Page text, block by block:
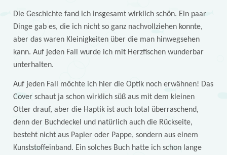
Die Geschichte fand ich insgesamt wirklich schön. Ein paar
Dinge gab es, die ich nicht so ganz nachvollziehen konnte,
aber das waren Kleinigkeiten über die man hinwegsehen
kann. Auf jeden Fall wurde ich mit Herzfischen wunderbar
unterhalten.
Auf jeden Fall möchte ich hier die Optik noch erwähnen! Das
Cover schaut ja schon wirklich süß aus mit dem kleinen
Otter drauf, aber die Haptik ist auch total überraschend,
denn der Buchdeckel und natürlich auch die Rückseite,
besteht nicht aus Papier oder Pappe, sondern aus einem
Kunststoffeinband. Ein solches Buch hatte ich schon lange